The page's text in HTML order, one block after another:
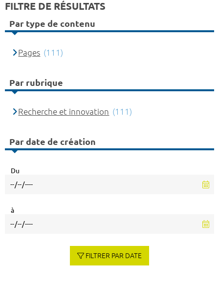
FILTRE DE RÉSULTATS
Par type de contenu
Pages (111)
Par rubrique
Recherche et innovation (111)
Par date de création
Du
à
FILTRER PAR DATE